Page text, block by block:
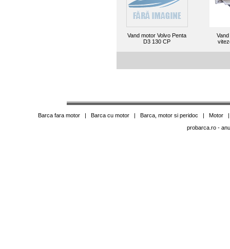
Vand motor Volvo Penta
D3 130 CP
Barca fara motor| Barca cu motor| Barca, motor si peridoc | Motor
probarca.ro-